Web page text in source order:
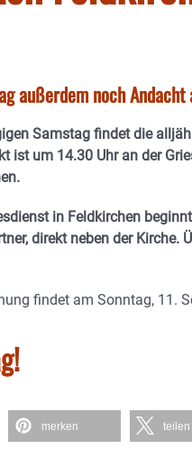
außerdem noch
Samstag findet die
ist um 14.30 Uhr an der
in Feldkirchen
direkt neben der Kirche.
findet am Sonntag, 11.
merken teilen